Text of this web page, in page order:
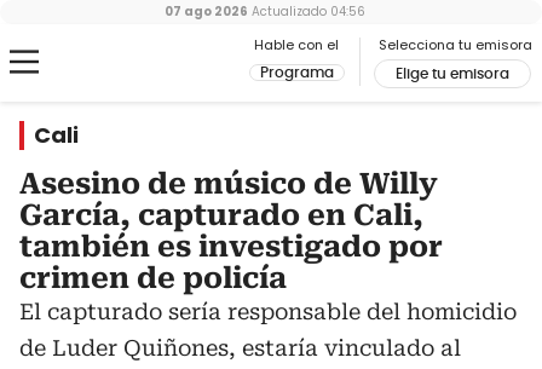
Hable con el
Programa
Selecciona tu emisora
Elige tu emisora
07 ago 2026 Actualizado 04:56
Cali
Asesino de músico de Willy
García, capturado en Cali,
también es investigado por
crimen de policía
El capturado sería responsable del homicidio
de Luder Quiñones, estaría vinculado al